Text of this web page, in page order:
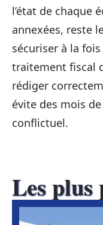
l’état de chaque
annexées, reste
sécuriser à la
traitement fiscal
rédiger
évite des mois
conflictuel.
Les plus